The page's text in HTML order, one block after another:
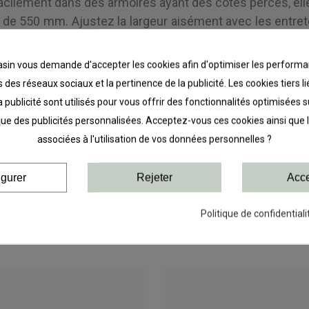
550 mm. Ajustez la largeur aisément avec les
et efficace.
d’ajouter des paniers filet ou fil pour une organisation
de 355-570 mm grâce aux entretoises en
complète.
à vos armoires en quelques étapes avec nos
DANS LA MÊME CATÉGORIE
vous demande d'accepter les cookies afin d'optimiser les
réseaux sociaux et la pertinence de la publicité. Les cookies tiers
publicité sont utilisés pour vous offrir des fonctionnalités optimisées
des publicités personnalisées. Acceptez-vous ces cookies ainsi que
associées à l'utilisation de vos données personnelles ?
Rejeter
Politique de